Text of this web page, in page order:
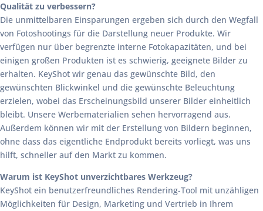
Qualität zu verbessern?
Die unmittelbaren Einsparungen ergeben sich durch den Wegfall
von Fotoshootings für die Darstellung neuer Produkte. Wir
verfügen nur über begrenzte interne Fotokapazitäten, und bei
einigen großen Produkten ist es schwierig, geeignete Bilder zu
erhalten. KeyShot wir genau das gewünschte Bild, den
gewünschten Blickwinkel und die gewünschte Beleuchtung
erzielen, wobei das Erscheinungsbild unserer Bilder einheitlich
bleibt. Unsere Werbematerialien sehen hervorragend aus.
Außerdem können wir mit der Erstellung von Bildern beginnen,
ohne dass das eigentliche Endprodukt bereits vorliegt, was uns
hilft, schneller auf den Markt zu kommen.
Warum ist KeyShot unverzichtbares Werkzeug?
KeyShot ein benutzerfreundliches Rendering-Tool mit unzähligen
Möglichkeiten für Design, Marketing und Vertrieb in Ihrem